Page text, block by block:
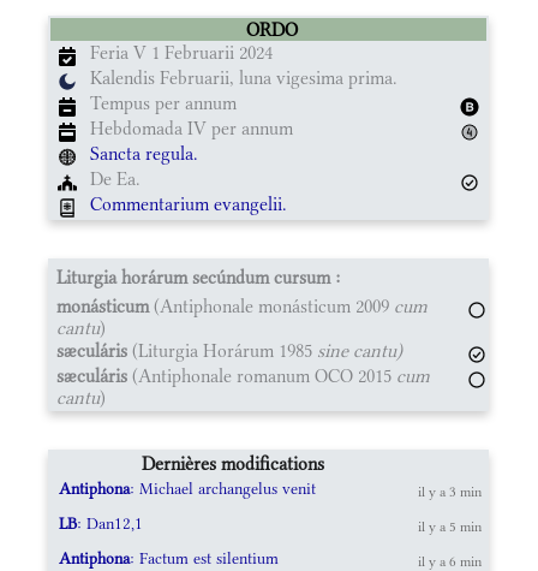
ORDO
Feria V 1 Februarii 2024
Kalendis Februarii, luna vigesima prima.
Tempus per annum
Hebdomada IV per annum
Sancta regula.
De Ea.
Commentarium evangelii.
Liturgia horárum secúndum cursum :
monásticum(Antiphonale monásticum 2009 cum
cantu)
sæculáris (Liturgia Horárum 1985 sine cantu)
sæculáris (Antiphonale romanum OCO 2015 cum
cantu)
Dernières modifications
Antiphona: Michael archangelus venit il y a 3 min
LB: Dan12,1 il y a 5 min
Antiphona: Factum est silentium il y a 6 min